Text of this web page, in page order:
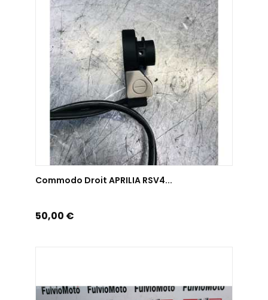
AJOUTER AU PANIER
Commodo Droit APRILIA RSV4...
Prix
50,00 €